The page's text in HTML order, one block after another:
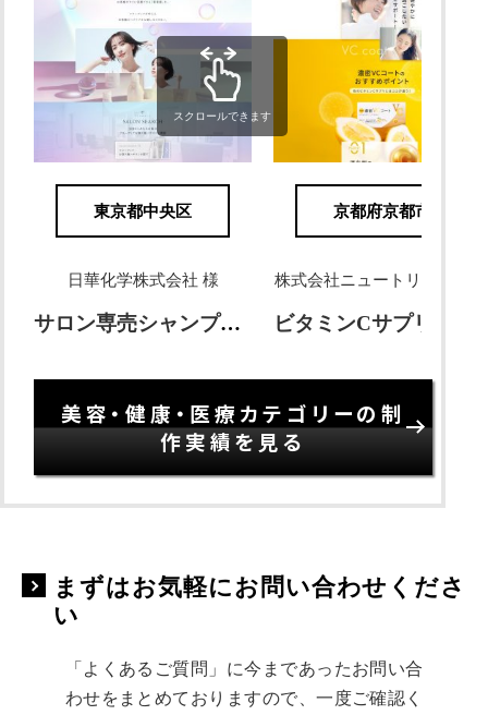
東京都中央区
日華化学株式会社 様
サロン専売シャンプー FLOWDIA
京都府京都市
株式会社ニュートリエント
スクロールできます
美容・健康・医療カテゴリーの制
作実績を見る
まずはお気軽にお問い合わせくださ
い
「よくあるご質問」に今まであったお問い合
わせをまとめておりますので、一度ご確認く